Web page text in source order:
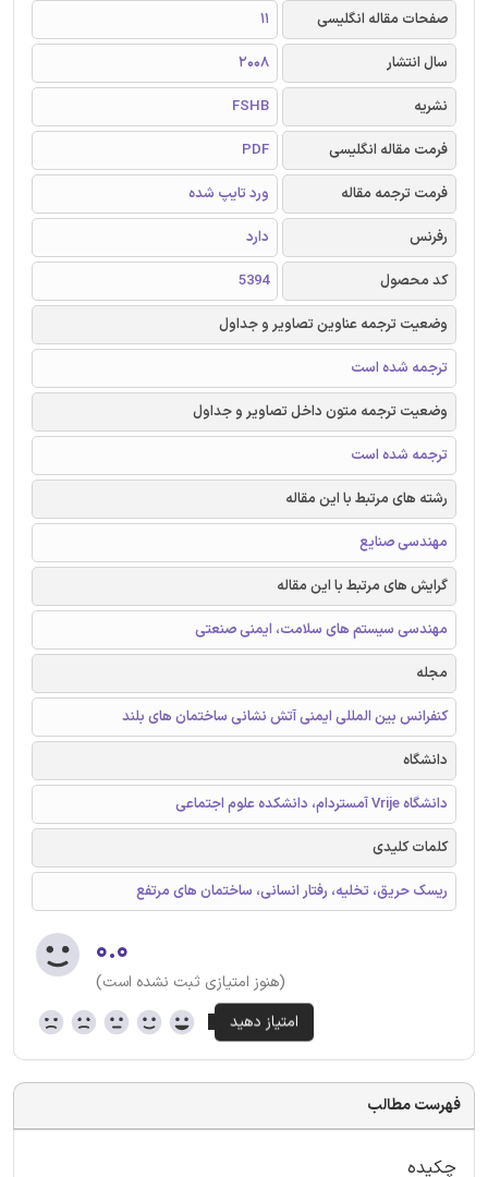
صفحات مقاله انگلیسی
11
سال انتشار
2008
نشریه
FSHB
فرمت مقاله انگلیسی
PDF
فرمت ترجمه مقاله
ورد تایپ شده
رفرنس
دارد
کد محصول
5394
وضعیت ترجمه عناوین تصاویر و جداول
ترجمه شده است
وضعیت ترجمه متون داخل تصاویر و جداول
ترجمه شده است
رشته های مرتبط با این مقاله
مهندسی صنایع
گرایش های مرتبط با این مقاله
مهندسی سیستم های سلامت، ایمنی صنعتی
مجله
کنفرانس بین المللی ایمنی آتش نشانی ساختمان های بلند
دانشگاه
دانشگاه Vrije آمستردام، دانشکده علوم اجتماعی
کلمات کلیدی
ریسک حریق، تخلیه، رفتار انسانی، ساختمان های مرتفع
۰.۰
(هنوز امتیازی ثبت نشده است)
فهرست مطالب
چکیده